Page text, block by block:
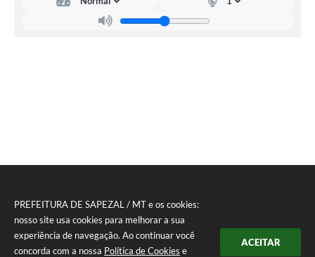
PREFEITURA DE SAPEZAL / MT e os cookies:
nosso site usa cookies para melhorar a sua
experiência de navegação. Ao continuar você
concorda com a nossa Política de Cookies e
ACEITAR